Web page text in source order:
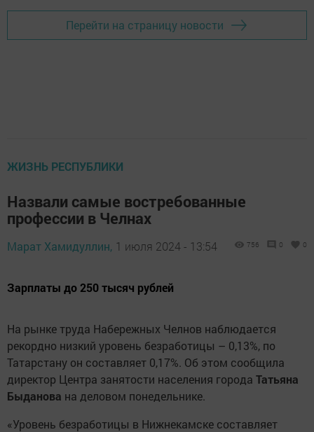
Перейти на страницу новости
ЖИЗНЬ РЕСПУБЛИКИ
Назвали самые востребованные
профессии в Челнах
Марат Хамидуллин, 1 июля 2024 - 13:54 756 0 0
Зарплаты до 250 тысяч рублей
На рынке труда Набережных Челнов наблюдается
рекордно низкий уровень безработицы – 0,13%, по
Татарстану он составляет 0,17%. Об этом сообщила
директор Центра занятости населения города Татьяна
Быданова на деловом понедельнике.
«Уровень безработицы в Нижнекамске составляет